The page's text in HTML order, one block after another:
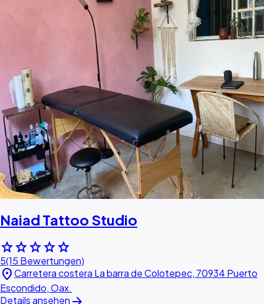
Naiad Tattoo Studio
starstarstarstarstar
5(15 Bewertungen)
location_onCarretera costera La barra de Colotepec, 70934 Puerto
Escondido, Oax.
Details ansehen